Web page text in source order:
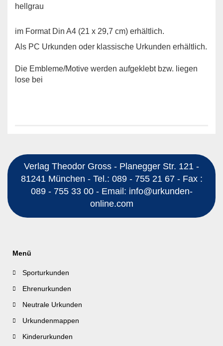
hellgrau
im Format Din A4 (21 x 29,7 cm) erhältlich.
Als PC Urkunden oder klassische Urkunden erhältlich.
Die Embleme/Motive werden aufgeklebt bzw. liegen
lose bei
Verlag Theodor Gross - Planegger Str. 121 -
81241 München - Tel.: 089 - 755 21 67 - Fax :
089 - 755 33 00 - Email: info@urkunden-
online.com
Menü
Sporturkunden
Ehrenurkunden
Neutrale Urkunden
Urkundenmappen
Kinderurkunden